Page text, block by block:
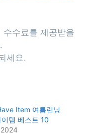
수료를 제공받을
세요.
Item 여름런닝
템 베스트 10